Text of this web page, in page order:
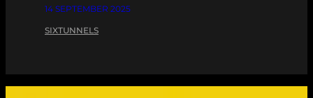
14 SEPTEMBER 2025
SIXTUNNELS